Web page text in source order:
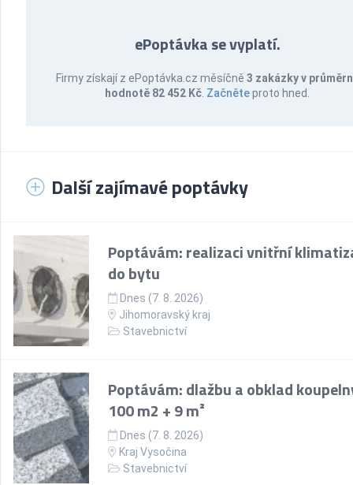
ePoptávka se vyplatí.
Firmy získají z ePoptávka.cz měsíčně 3 zakázky v
hodnotě 82 452 Kč Začněteproto hned.
Další zajímavé poptávky
Poptávám: realizaci vnitřní
do bytu
Dnes (7. 8. 2026)
Jihomoravský kraj
Stavebnictví
Poptávám: dlažbu a obklad
100 m2 + 9 m²
Dnes (7. 8. 2026)
Kraj Vysočina
Stavebnictví